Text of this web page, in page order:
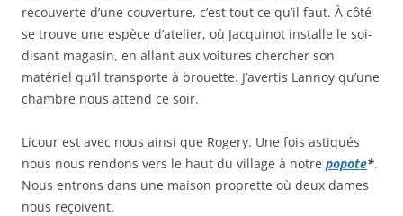
recouverte d’une couverture, c’est tout ce qu’il faut. À côté
se trouve une espèce d’atelier, où Jacquinot installe le soi-
disant magasin, en allant aux voitures chercher son
matériel qu’il transporte à brouette. J’avertis Lannoy qu’une
chambre nous attend ce soir.
Licour est avec nous ainsi que Rogery. Une fois astiqués
nous nous rendons vers le haut du village à notre popote*.
Nous entrons dans une maison proprette où deux dames
nous reçoivent.